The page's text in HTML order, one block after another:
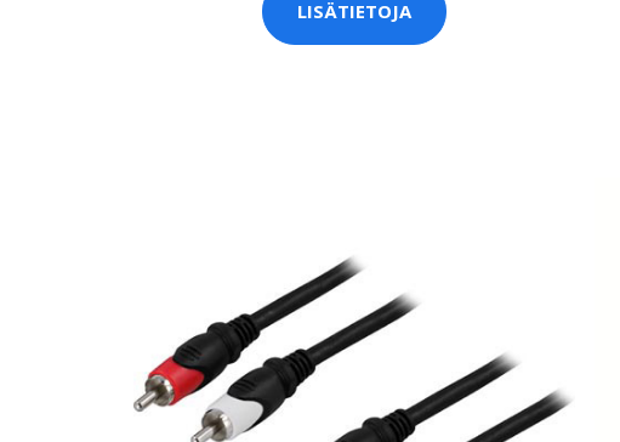
LISÄTIETOJA